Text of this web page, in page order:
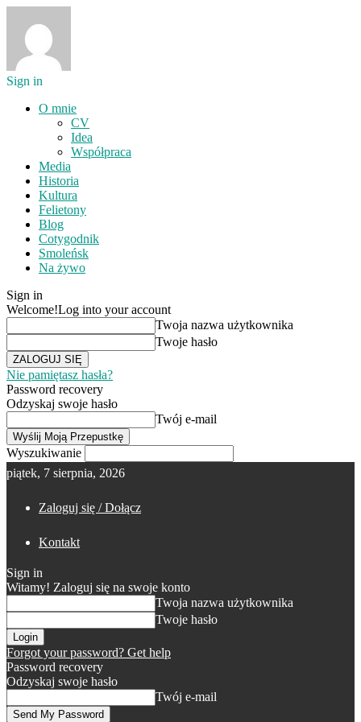
Sign in
O mnie
CV
Idea
Współpraca
Media
Historia
Kultura
Felietony
Blog
Cotygodnik
Smoleńsk
Na żywo
Sign in
Welcome!Log into your account
Twoja nazwa użytkownika
Twoje hasło
Nie pamiętasz hasła?
Password recovery
Odzyskaj swoje hasło
Twój e-mail
Wyszukiwanie
piątek, 7 sierpnia, 2026
Zaloguj się / Dołącz
Kontakt
Sign in
Witamy! Zaloguj się na swoje konto
Twoja nazwa użytkownika
Twoje hasło
Forgot your password? Get help
Password recovery
Odzyskaj swoje hasło
Twój e-mail